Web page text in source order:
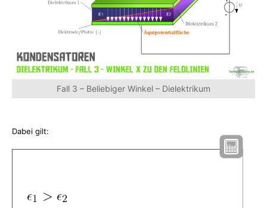
Fall 3 – Beliebiger Winkel – Dielektrikum
Dabei gilt: